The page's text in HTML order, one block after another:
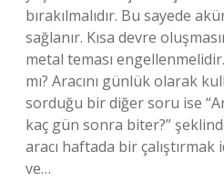
bırakılmalıdır. Bu sayede
sağlanır. Kısa devre
metal teması
mı? Aracını günlük olarak
sorduğu bir diğer soru ise
kaç gün sonra biter?”
aracı haftada bir çalıştırmak
ve…